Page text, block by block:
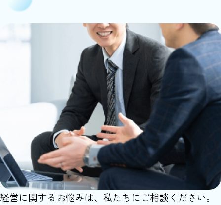
経営に関するお悩みは、私たちにご相談ください。